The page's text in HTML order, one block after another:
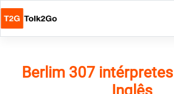
Berlim 307
Inglês